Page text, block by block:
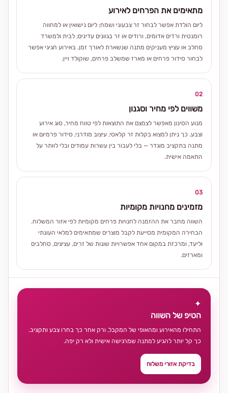
מתאימים את הפרחים לאירוע
ליום הולדת אפשר לבחור זר צבעוני ושמח; ליום נישואין או למחווה
רומנטית ורדים אדומים, ורודים או זר בגוונים עדינים; לבית ולמשרד
סחלב או עציץ מעניקים מתנה שנשארת לאורך זמן. באירוע חגיגי אפשר
לבחור סידור פרחים או מארז שמשלב פרחים, שוקולד ויין.
02
משווים לפי מחיר וסגנון
מנוע הסינון מאפשר לצמצם את התוצאות לפי טווח מחיר, סוג אירוע
וצבע. כך ניתן למצוא בקלות זר קלאסי, עיצוב מודרני, סידור פרמיום או
מתנה בתקציב מוגדר — בלי לעבור בין עשרות עמודים ובלי לוותר על
התאמה אישית.
03
מזמינים מחנויות מקומיות
השווה מחבר את ההזמנה לחנויות פרחים מקומיות לפי אזור המשלוח.
הבחירה המקומית מסייעת לקבל מוצרים שמתאימים למלאי העונתי
וליעד, ומרכזת במקום אחד אפשרויות שונות של זרים, עציצים, סחלבים
ומארזים.
✦
הטיפ של השווה
התחילו מהאירוע ומהאופי של המקבל, ורק אחר כך בחרו צבע ותקציב.
כך קל יותר להגיע למתנה שמרגישה אישית ולא רק יפה.
בדיקת אזורי משלוח